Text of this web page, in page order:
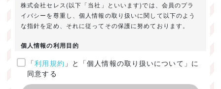
株式会社セレス(以下「当社」といいます)では、会員のプラ
イバシーを尊重し、個人情報の取り扱いに関して以下のよう
な指針を定め、それに従ってその保護に努めております。
個人情報の利用目的
ご提供いただきました個人情報は、以下のためにのみ利用い
たします。
「利用規約 」と「個人情報の取り扱いについて」に
同意する